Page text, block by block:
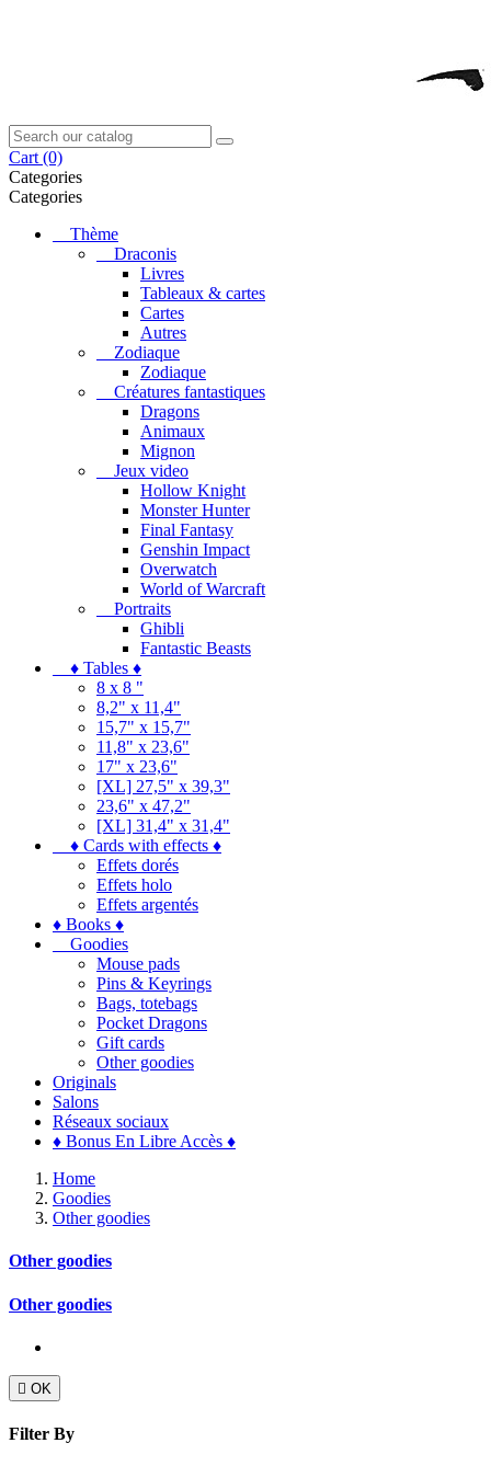
Cart (0)
Categories
Categories
Thème
Draconis
Livres
Tableaux & cartes
Cartes
Autres
Zodiaque
Zodiaque
Créatures fantastiques
Dragons
Animaux
Mignon
Jeux video
Hollow Knight
Monster Hunter
Final Fantasy
Genshin Impact
Overwatch
World of Warcraft
Portraits
Ghibli
Fantastic Beasts
♦ Tables ♦
8 x 8 "
8,2" x 11,4"
15,7" x 15,7"
11,8" x 23,6"
17" x 23,6"
[XL] 27,5" x 39,3"
23,6" x 47,2"
[XL] 31,4" x 31,4"
♦ Cards with effects ♦
Effets dorés
Effets holo
Effets argentés
♦ Books ♦
Goodies
Mouse pads
Pins & Keyrings
Bags, totebags
Pocket Dragons
Gift cards
Other goodies
Originals
Salons
Réseaux sociaux
♦ Bonus En Libre Accès ♦
Home
Goodies
Other goodies
Other goodies
Other goodies
 OK
Filter By